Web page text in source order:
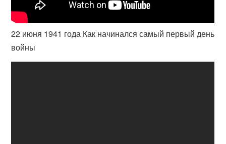
22 июня 1941 года Как начинался самый первый день
войны